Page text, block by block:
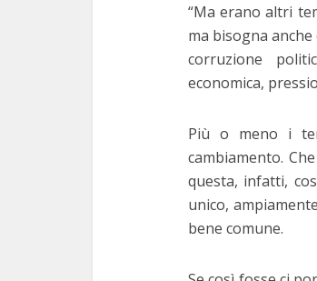
“Ma erano altri
ma bisogna
corruzione
economica,
Più o meno i
cambiamento.
questa, infatti,
unico,
bene comune.